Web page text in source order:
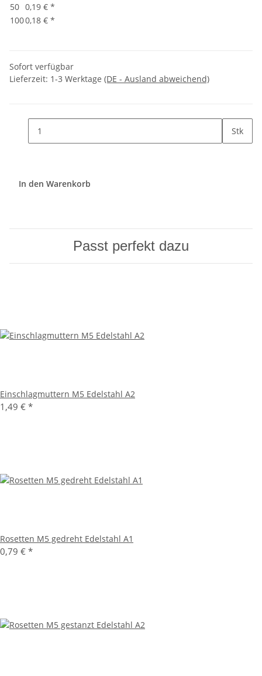
50 0,19 € *
1000,18 € *
Sofort verfügbar
Lieferzeit: 1-3 Werktage (DE - Ausland abweichend)
Stk
In den Warenkorb
Passt perfekt dazu
Einschlagmuttern M5 Edelstahl A2
1,49 € *
Rosetten M5 gedreht Edelstahl A1
0,79 € *